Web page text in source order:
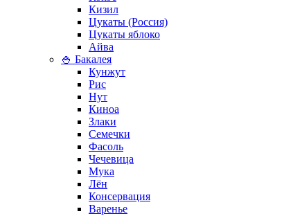
Кизил
Цукаты (Россия)
Цукаты яблоко
Айва
🍚 Бакалея
Кунжут
Рис
Нут
Киноа
Злаки
Семечки
Фасоль
Чечевица
Мука
Лён
Консервация
Варенье